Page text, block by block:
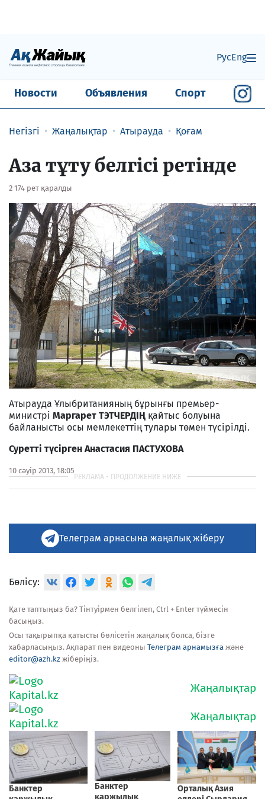
РусEng
Новости Объявления Спорт
Негізгі Жаңалықтар Атырауда Қоғам
Аза тұту белгісі ретінде
2 174 рет қаралды
Атырауда Ұлыбританияның бұрынғы премьер-
министрі Маргарет ТЭТЧЕРДІҢ қайтыс болуына
байланысты осы мемлекеттің тулары төмен түсірілді.
Суретті түсірген Анастасия ПАСТУХОВА
10 сәуір 2013, 18:05
Телеграм арнасына жаңалық жіберу
Бөлісу:
Қате таптыңыз ба? Тінтуірмен белгілеп, Ctrl + Enter түймесін
басыңыз.
Осы тақырыпқа қатысты бөлісетін жаңалық болса, бізге
хабарласыңыз. Ақпарат пен видеоны Телеграм арнамызға және
editor@azh.kz жіберіңіз.